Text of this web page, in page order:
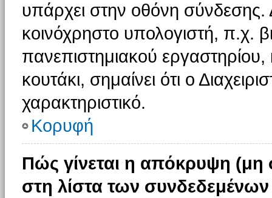
υπάρχει στην οθόνη σύνδεσης.
κοινόχρηστο υπολογιστή, π.χ.
πανεπιστημιακού
κουτάκι, σημαίνει ότι ο
χαρακτηριστικό.
Κορυφή
Πώς γίνεται η απόκρυψη
στη λίστα των